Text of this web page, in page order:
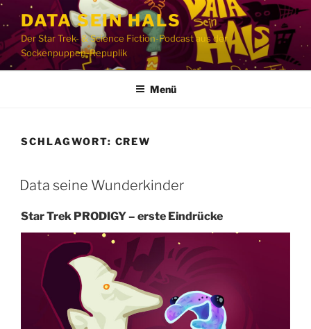
Zum
Inhalt
springen
DATA SEIN HALS
Der Star Trek- & Science Fiction-Podcast aus der
Sockenpuppen-Repuplik
Menü
SCHLAGWORT: CREW
Data seine Wunderkinder
Star Trek PRODIGY – erste Eindrücke